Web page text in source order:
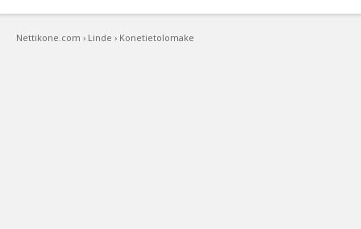
Nettikone.com › Linde › Konetietolomake